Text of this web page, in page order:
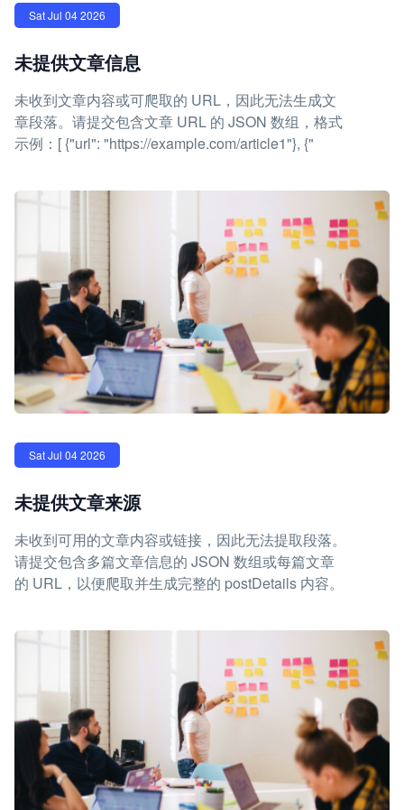
Sat Jul 04 2026
未提供文章信息
未收到文章内容或可爬取的 URL，因此无法生成文
章段落。请提交包含文章 URL 的 JSON 数组，格式
示例：[ {"url": "https://example.com/article1"}, {"
Sat Jul 04 2026
未提供文章来源
未收到可用的文章内容或链接，因此无法提取段落。
请提交包含多篇文章信息的 JSON 数组或每篇文章
的 URL，以便爬取并生成完整的 postDetails 内容。